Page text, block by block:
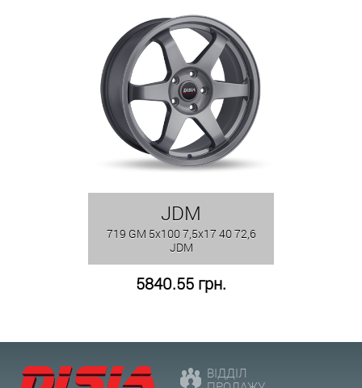
JDM
719 GM 5x100 7,5x17 40 72,6
JDM
5840.55 грн.
ВІДДІЛ